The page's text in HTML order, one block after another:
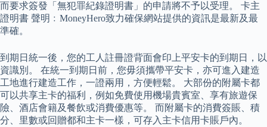
而要求簽發「無犯罪紀錄證明書」的申請將不予以受理。 卡主
證明書 聲明﹕MoneyHero致力確保網站提供的資訊是最新及最
準確。
到期日統一後，您的工人註冊證背面會印上平安卡的到期日，以
資識別。 在統一到期日前，您毋須攜帶平安卡，亦可進入建造
工地進行建造工作，一證兩用，方便輕鬆。 大部份的附屬卡都
可以共享主卡的福利，例如免費使用機場貴賓室、享有旅遊保
險、酒店會籍及餐飲或消費優惠等。 而附屬卡的消費簽賬、積
分、里數或回贈都和主卡一樣，可存入主卡信用卡賬戶內。